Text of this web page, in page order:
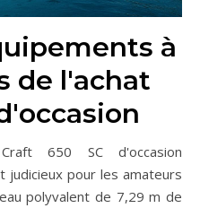
à
de l'achat
650 SC d'occasion
pour les amateurs
polyvalent de 7,29 m de